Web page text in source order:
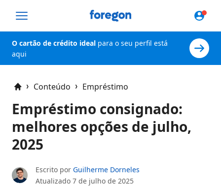
Foregon.com
O cartão de crédito ideal para o seu perfil está
aqui
HomeConteúdo Empréstimo
Empréstimo consignado:
melhores opções de julho,
2025
Escrito por Guilherme Dorneles
Atualizado 7 de julho de 2025